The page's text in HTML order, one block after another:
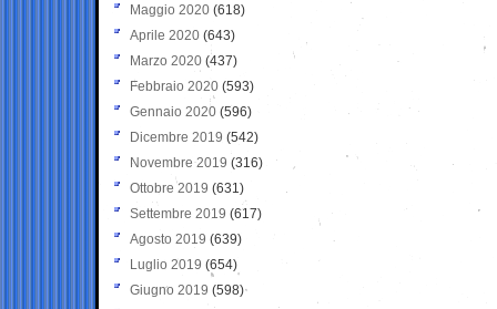
Maggio 2020 (618)
Aprile 2020 (643)
Marzo 2020 (437)
Febbraio 2020 (593)
Gennaio 2020 (596)
Dicembre 2019 (542)
Novembre 2019 (316)
Ottobre 2019 (631)
Settembre 2019 (617)
Agosto 2019 (639)
Luglio 2019 (654)
Giugno 2019 (598)